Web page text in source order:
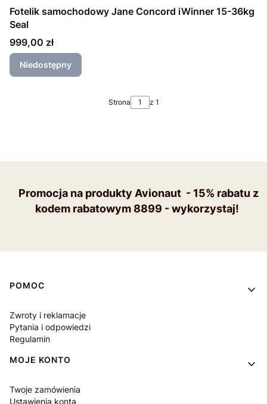
Fotelik samochodowy Jane Concord iWinner 15-36kg
Seal
Cena
999,00 zł
Niedostępny
Strona z 1
Promocja na produkty Avionaut - 15% rabatu z
kodem rabatowym 8899 - wykorzystaj!
Linki w stopce
POMOC
Zwroty i reklamacje
Pytania i odpowiedzi
Regulamin
MOJE KONTO
Twoje zamówienia
Ustawienia konta